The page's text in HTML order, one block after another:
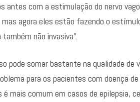
antes com a estimulação do nervo
agora eles estão fazendo o
não invasiva”.
pode somar bastante na qualidade de
para os pacientes com doença
mais comum em casos de epilepsia,